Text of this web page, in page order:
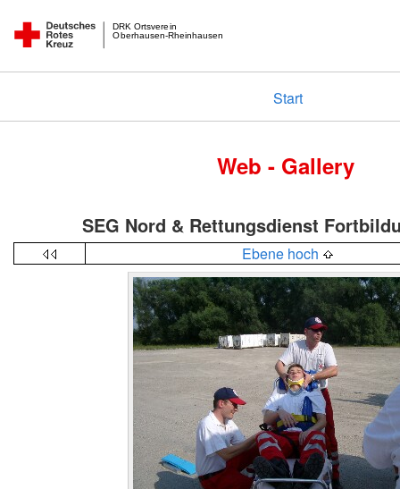
Oberhausen-Rheinhausen
DRK Ortsverein
Start
Web - Gallery
SEG Nord & Rettungsdienst
Ebene hoch